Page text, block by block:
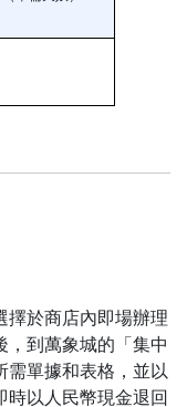
擇於商店內即場辦理
，到萬象城的「集中
需單據和表格，並以
時以人民幣現金退回